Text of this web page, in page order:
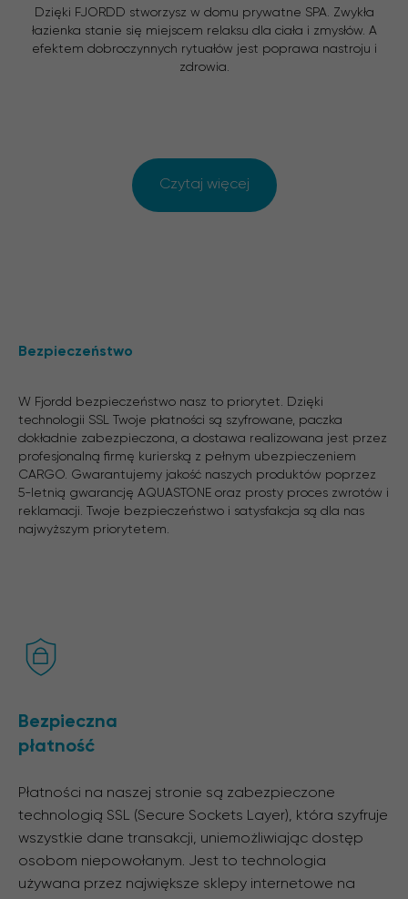
Dzięki FJORDD stworzysz w domu prywatne SPA. Zwykła
łazienka stanie się miejscem relaksu dla ciała i zmysłów. A
efektem dobroczynnych rytuałów jest poprawa nastroju i
zdrowia.
Czytaj więcej
Bezpieczeństwo
W Fjordd bezpieczeństwo nasz to priorytet. Dzięki
technologii SSL Twoje płatności są szyfrowane, paczka
dokładnie zabezpieczona, a dostawa realizowana jest przez
profesjonalną firmę kurierską z pełnym ubezpieczeniem
CARGO. Gwarantujemy jakość naszych produktów poprzez
5-letnią gwarancję AQUASTONE oraz prosty proces zwrotów i
reklamacji. Twoje bezpieczeństwo i satysfakcja są dla nas
najwyższym priorytetem.
Bezpieczna
płatność
Płatności na naszej stronie są zabezpieczone
technologią SSL (Secure Sockets Layer), która szyfruje
wszystkie dane transakcji, uniemożliwiając dostęp
osobom niepowołanym. Jest to technologia
używana przez największe sklepy internetowe na